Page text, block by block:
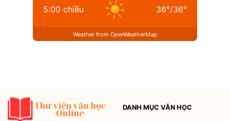
5:00 chiều 36°/36°
Weather from OpenWeatherMap
DANH MỤC VĂN HỌC